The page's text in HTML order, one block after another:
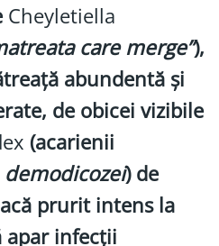
Cheyletiella
care merge”),
abundentă și
de obicei vizibile
(acarienii
demodicozei) de
prurit intens la
apar infecții